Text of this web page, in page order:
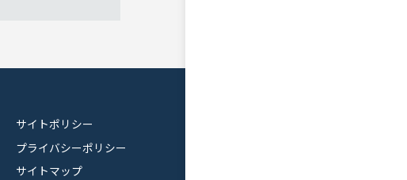
サイトポリシー
プライバシーポリシー
サイトマップ